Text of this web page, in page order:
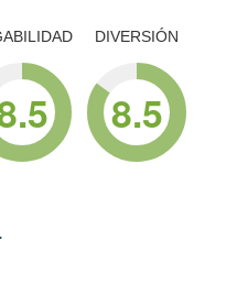
DIVERSIÓN
8.5